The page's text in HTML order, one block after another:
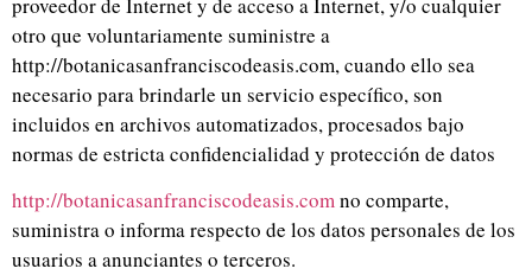
otro que voluntariamente suministre a
http://botanicasanfranciscodeasis.com, cuando ello sea
necesario para brindarle un servicio específico, son
incluidos en archivos automatizados, procesados bajo
normas de estricta confidencialidad y protección de datos
http://botanicasanfranciscodeasis.comno comparte,
suministra o informa respecto de los datos personales de los
usuarios a anunciantes o terceros.